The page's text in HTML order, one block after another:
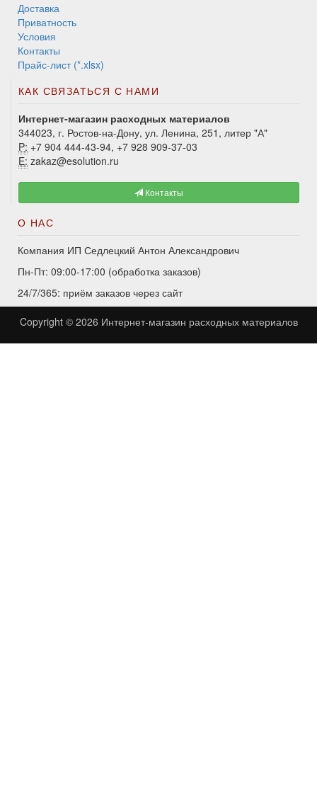
Доставка
Приватность
Условия
Контакты
Прайс-лист (*.xlsx)
КАК СВЯЗАТЬСЯ С НАМИ
Интернет-магазин расходных материалов
344023, г. Ростов-на-Дону, ул. Ленина, 251, литер "А"
P: +7 904 444-43-94, +7 928 909-37-03
E: zakaz@esolution.ru
Контакты
О НАС
Компания ИП Седлецкий Антон Александрович
Пн-Пт: 09:00-17:00 (обработка заказов)
24/7/365: приём заказов через сайт
Copyright © 2026 Интернет-магазин расходных материалов